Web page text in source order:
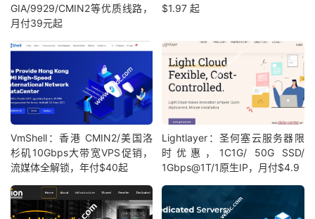
GIA/9929/CMIN2等优质线路，
月付39元起
$1.97 起
VmShell：香港 CMIN2/美国洛
杉矶10Gbps大带宽VPS促销，
流媒体全解锁，年付$40起
Lightlayer：圣何塞云服务器限
时优惠，1C1G/ 50G SSD/
1Gbps@1T/1原生IP，月付$4.9